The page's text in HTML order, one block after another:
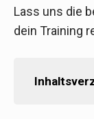
Lass uns die
dein Training